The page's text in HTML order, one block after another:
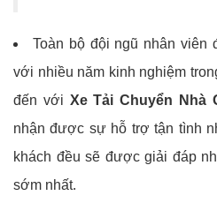
Toàn bộ đội ngũ nhân viên
với nhiều năm kinh nghiệm
đến với Xe Tải Chuyển Nhà
nhận được sự hỗ trợ tận tình
khách đều sẽ được giải đáp
sớm nhất.